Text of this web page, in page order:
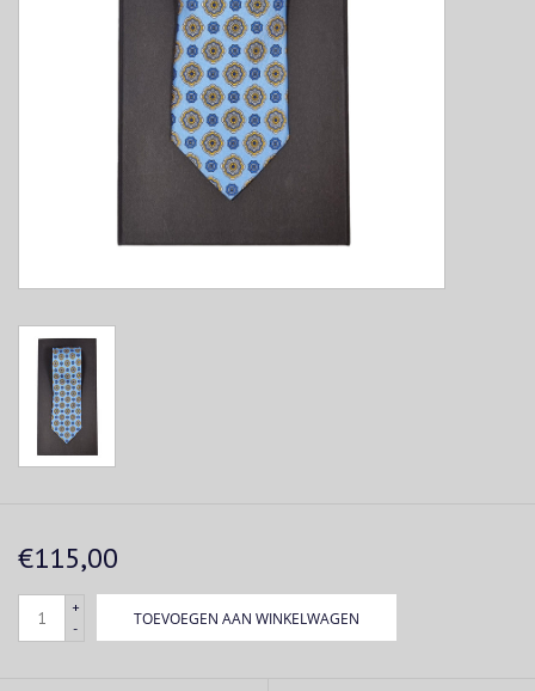
€115,00
+
-
TOEVOEGEN AAN WINKELWAGEN